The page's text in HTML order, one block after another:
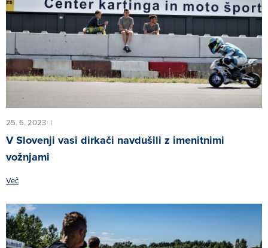
25. 6. 2023 |
V Slovenji vasi dirkači navdušili z imenitnimi
vožnjami
Več